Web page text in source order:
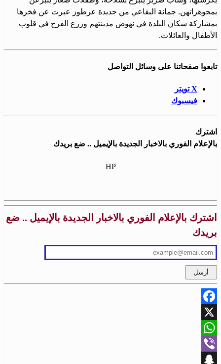
بمجوهراتهن. جمانة البقاعي من جديدة عرطوز عبرت عن فخرها
بمشاركة سكان البلدة في نهوض مدينتهم وزرع الفرح في قلوب
الأطفال والعائلات.
تابعوا صفحاتنا على وسائل التواصل
X تويتر
فيسبوك
اشترك
بالإعلام الفوري بالاخبار الجديدة بالإيميل .. ضع بريدك
HP
اشترك بالإعلام الفوري بالاخبار الجديدة بالإيميل .. ضع
بريدك
Facebook
X
WhatsApp
Viber